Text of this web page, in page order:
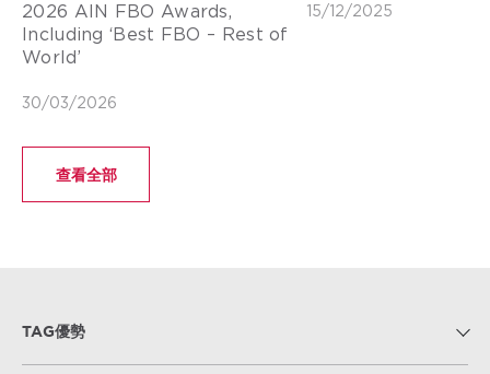
2026 AIN FBO Awards,
Including ‘Best FBO – Rest of
World’
30/03/2026
15/12/2025
查看全部
TAG優勢